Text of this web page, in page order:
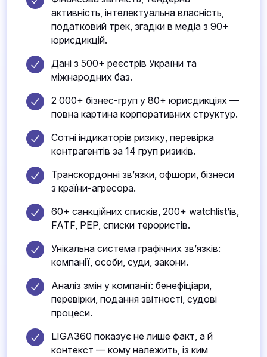
активність, інтелектуальна власність,
податковий трек, згадки в медіа з 90+
юрисдикцій.
Дані з 500+ реєстрів України та
міжнародних баз.
2 000+ бізнес-груп у 80+ юрисдикціях —
повна картина корпоративних структур.
Сотні індикаторів ризику, перевірка
контрагентів за 14 груп ризиків.
Транскордонні зв’язки, офшори, бізнеси
з країни-агресора.
60+ санкційних списків, 200+ watchlist’ів,
FATF, PEP, списки терористів.
Унікальна система графічних зв’язків:
компанії, особи, суди, закони.
Аналіз змін у компанії: бенефіціари,
перевірки, подання звітності, судові
процеси.
LIGA360 показує не лише факт, а й
контекст — кому належить, із ким